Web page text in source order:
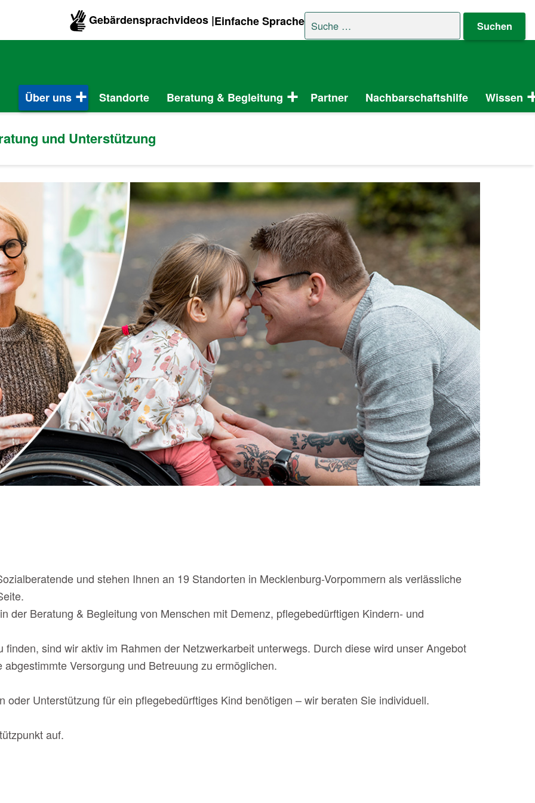
Gebärdensprachvideos |Einfache Sprache
Suche nach:
Über uns Standorte Beratung & Begleitung Partner Nachbarschaftshilfe Wissen
und Unterstützung
und stehen Ihnen an 19 Standorten in Mecklenburg-Vorpommern als verlässliche
der Beratung & Begleitung von Menschen mit Demenz, pflegebedürftigen Kindern- und
sind wir aktiv im Rahmen der Netzwerkarbeit unterwegs. Durch diese wird unser Angebot
Versorgung und Betreuung zu ermöglichen.
oder Unterstützung für ein pflegebedürftiges Kind benötigen – wir beraten Sie individuell.
auf.